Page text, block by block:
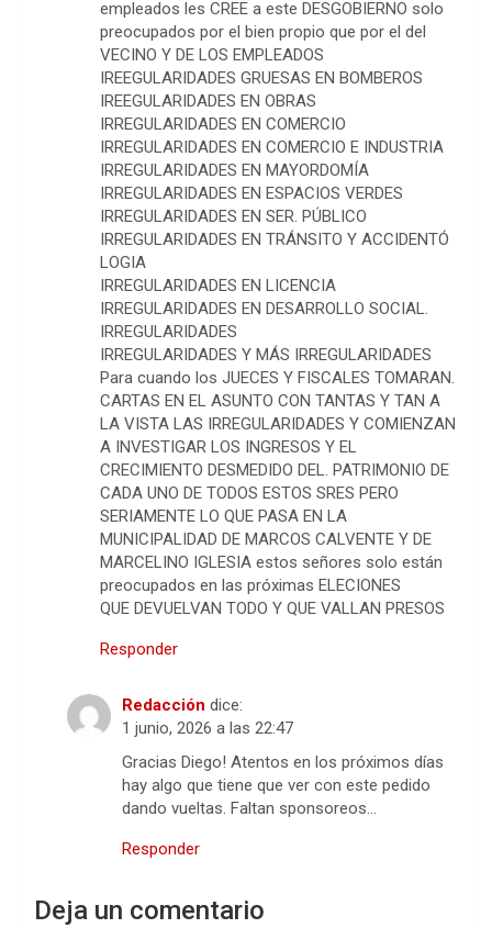
empleados les CREE a este DESGOBIERNO solo
preocupados por el bien propio que por el del
VECINO Y DE LOS EMPLEADOS
IREEGULARIDADES GRUESAS EN BOMBEROS
IREEGULARIDADES EN OBRAS
IRREGULARIDADES EN COMERCIO
IRREGULARIDADES EN COMERCIO E INDUSTRIA
IRREGULARIDADES EN MAYORDOMÍA
IRREGULARIDADES EN ESPACIOS VERDES
IRREGULARIDADES EN SER. PÚBLICO
IRREGULARIDADES EN TRÁNSITO Y ACCIDENTÓ
LOGIA
IRREGULARIDADES EN LICENCIA
IRREGULARIDADES EN DESARROLLO SOCIAL.
IRREGULARIDADES
IRREGULARIDADES Y MÁS IRREGULARIDADES
Para cuando los JUECES Y FISCALES TOMARAN.
CARTAS EN EL ASUNTO CON TANTAS Y TAN A
LA VISTA LAS IRREGULARIDADES Y COMIENZAN
A INVESTIGAR LOS INGRESOS Y EL
CRECIMIENTO DESMEDIDO DEL. PATRIMONIO DE
CADA UNO DE TODOS ESTOS SRES PERO
SERIAMENTE LO QUE PASA EN LA
MUNICIPALIDAD DE MARCOS CALVENTE Y DE
MARCELINO IGLESIA estos señores solo están
preocupados en las próximas ELECIONES
QUE DEVUELVAN TODO Y QUE VALLAN PRESOS
Responder
Redacción dice:
1 junio, 2026 a las 22:47
Gracias Diego! Atentos en los próximos días
hay algo que tiene que ver con este pedido
dando vueltas. Faltan sponsoreos…
Responder
Deja un comentario